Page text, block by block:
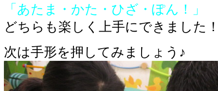
「あたま・かた・ひざ・ぽん！」
どちらも楽しく上手にできました
次は手形を押してみましょう♪